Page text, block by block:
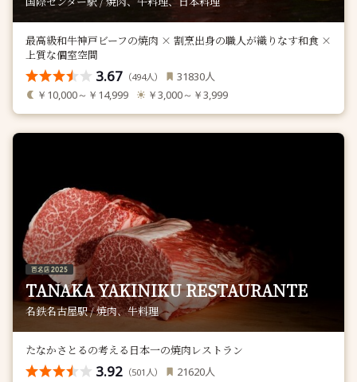
最高級和牛神戸ビーフの焼肉 × 割烹出身の職人が織りなす和食 ×
上質な個室空間
3.67 （494人） 31830人
￥10,000～￥14,999 ￥3,000～￥3,999
TANAKA YAKINIKU RESTAURANTE
名鉄名古屋駅 / 焼肉、牛料理
たなかさとるの考える日本一の焼肉レストラン
3.92 （501 人） 21620人